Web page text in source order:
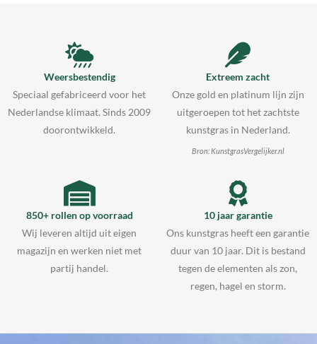
Weersbestendig
Speciaal gefabriceerd voor het
Nederlandse klimaat. Sinds 2009
doorontwikkeld.
Extreem zacht
Onze gold en platinum lijn zijn
uitgeroepen tot het zachtste
kunstgras in Nederland.
Bron: KunstgrasVergelijker.nl
850+ rollen op voorraad
Wij leveren altijd uit eigen
magazijn en werken niet met
partij handel.
10 jaar garantie
Ons kunstgras heeft een garantie
duur van 10 jaar. Dit is bestand
tegen de elementen als zon,
regen, hagel en storm.